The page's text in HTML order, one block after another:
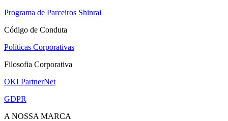
Programa de Parceiros Shinrai
Código de Conduta
Políticas Corporativas
Filosofia Corporativa
OKI PartnerNet
GDPR
A NOSSA MARCA